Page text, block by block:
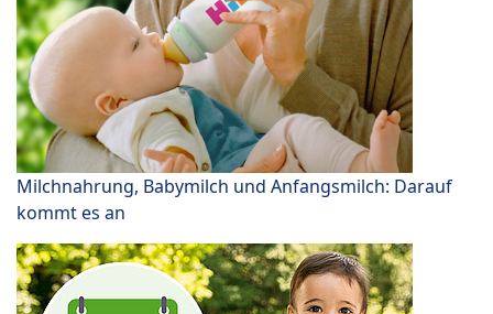
Milchnahrung, Babymilch und Anfangsmilch: Darauf
kommt es an